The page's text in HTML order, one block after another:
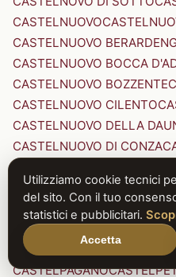
CASTELNUOVO
CASTELNUOVO
CASTELNUOVO BOCCA
CASTELNUOVO BOZZENTE
CASTELNUOVO CILENTO
CASTELNUOVO DELLA
CASTELNUOVO DI CONZA
CASTELNUOVO DI PORTO
CASTELNUOVO MAGRA
CASTELNUOVO PARANO
CASTELNUOVO SCRIVIA
CASTELPAGANO
Utilizziamo cookie tecnici
del sito. Con il tuo
statistici e pubblicitari.
Accetta